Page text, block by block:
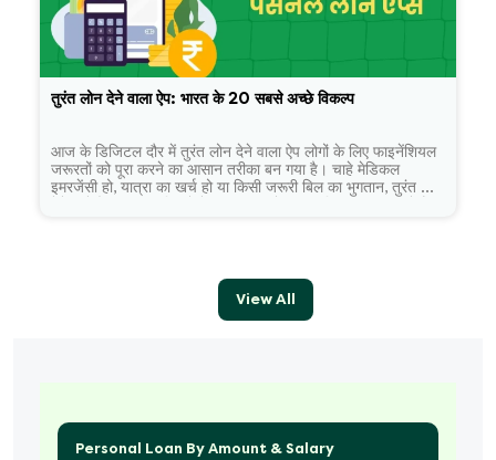
तुरंत लोन देने वाला ऐप: भारत के 20 सबसे अच्छे विकल्प
आज के डिजिटल दौर में तुरंत लोन देने वाला ऐप लोगों के लिए फाइनेंशियल
जरूरतों को पूरा करने का आसान तरीका बन गया है। चाहे मेडिकल
इमरजेंसी हो, यात्रा का खर्च हो या किसी जरूरी बिल का भुगतान, तुरंत लोन
View All
Personal Loan By Amount & Salary